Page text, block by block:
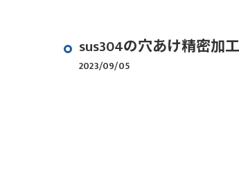
sus304の穴あけ精密加
2023/09/05